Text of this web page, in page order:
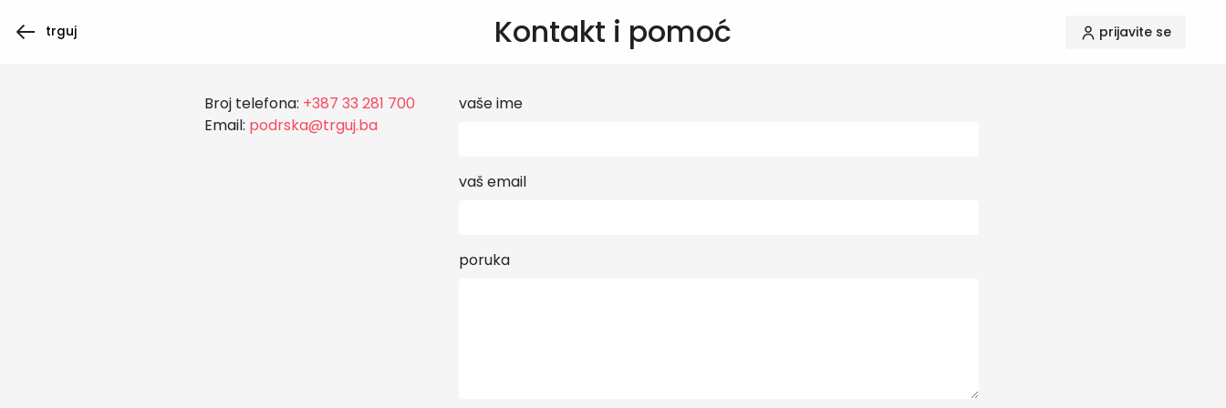
trguj Kontakt i pomoć prijavite se
Broj telefona: +387 33 281 700
Email: podrska@trguj.ba
vaše ime
vaš email
poruka